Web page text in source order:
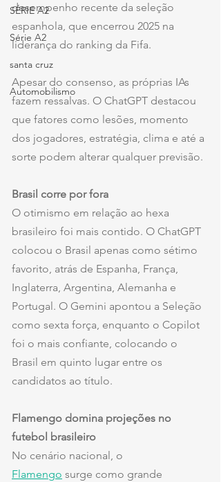
SÉRIE A2
Série A2
santa cruz
Automobilismo
desempenho recente da seleção
espanhola, que encerrou 2025 na
liderança do ranking da Fifa.
Apesar do consenso, as próprias IAs
fazem ressalvas. O ChatGPT destacou
que fatores como lesões, momento
dos jogadores, estratégia, clima e até a
sorte podem alterar qualquer previsão.
Brasil corre por fora
O otimismo em relação ao hexa
brasileiro foi mais contido. O ChatGPT
colocou o Brasil apenas como sétimo
favorito, atrás de Espanha, França,
Inglaterra, Argentina, Alemanha e
Portugal. O Gemini apontou a Seleção
como sexta força, enquanto o Copilot
foi o mais confiante, colocando o
Brasil em quinto lugar entre os
candidatos ao título.
Flamengo domina projeções no
futebol brasileiro
No cenário nacional, o
Flamengo surge como grande